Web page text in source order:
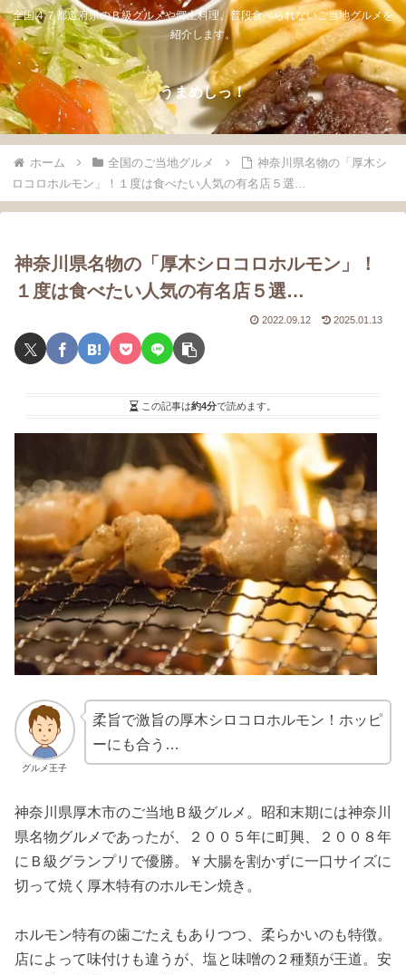
全国４７都道府県のＢ級グルメや郷土料理。普段食べられないご当地グルメを
紹介します。
うまめしっ！
ホーム 全国のご当地グルメ
神奈川県名物の「厚木シ
ロコロホルモン」！１度は食べたい人気の有名店５選…
神奈川県名物の「厚木シロコロホルモン」！
１度は食べたい人気の有名店５選…
2022.09.12 2025.01.13
この記事は約4分で読めます。
グルメ王子
柔旨で激旨の厚木シロコロホルモン！ホッピ
ーにも合う…
神奈川県厚木市のご当地Ｂ級グルメ。昭和末期には神奈川
県名物グルメであったが、２００５年に町興、２００８年
にＢ級グランプリで優勝。￥大腸を割かずに一口サイズに
切って焼く厚木特有のホルモン焼き。
ホルモン特有の歯ごたえもありつつ、柔らかいのも特徴。
店によって味付けも違うが、塩と味噌の２種類が王道。安